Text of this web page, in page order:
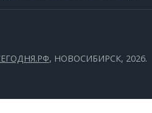
, НОВОСИБИРСК, 2026.